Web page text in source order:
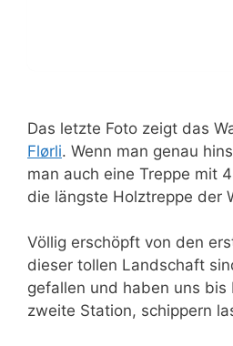
Das letzte Foto zeigt das
Flørli. Wenn man genau
man auch eine Treppe mit
die längste Holztreppe der
Völlig erschöpft von den
dieser tollen Landschaft
gefallen und haben uns bis
zweite Station, schippern